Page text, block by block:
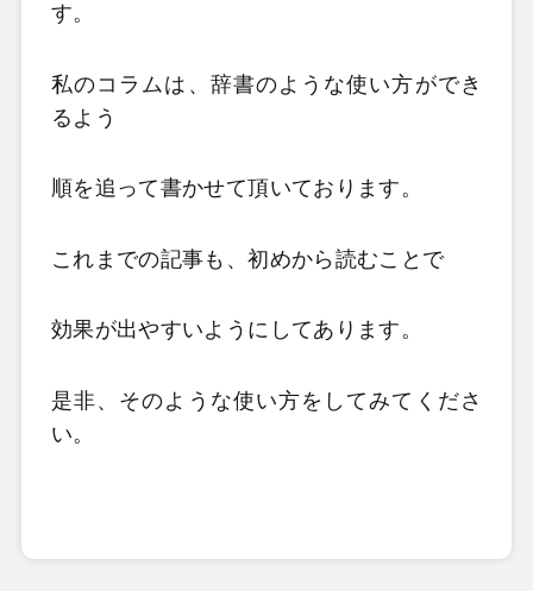
す。
私のコラムは、辞書のような使い方ができ
るよう
順を追って書かせて頂いております。
これまでの記事も、初めから読むことで
効果が出やすいようにしてあります。
是非、そのような使い方をしてみてくださ
い。